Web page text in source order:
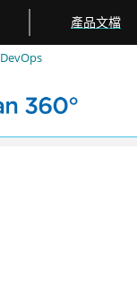
產品文檔
DevOps